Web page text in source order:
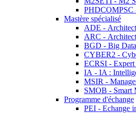
PHDCOMPSC
Mastère spécialisé
ADE -
ARC -
BGD - Big Data
CYBER2 -
ECRSI - Expert
IA - IA :
MSIR -
SMOB - Smart
Programme d'échange
PEI - Echange